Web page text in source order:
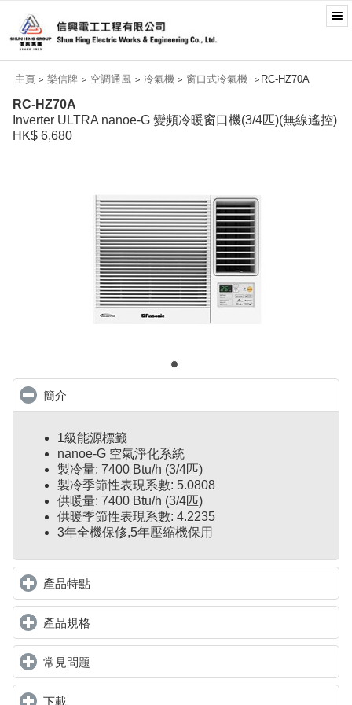
主頁 > 樂信牌 > 空調通風 > 冷氣機 > 窗口式冷氣機 > RC-HZ70A
RC-HZ70A
Inverter ULTRA nanoe-G 變頻冷暖窗口機(3/4匹)(無線遙控)
HK$ 6,680
簡介
1級能源標籤
nanoe-G 空氣淨化系統
製冷量: 7400 Btu/h (3/4匹)
製冷季節性表現系數: 5.0808
供暖量: 7400 Btu/h (3/4匹)
供暖季節性表現系數: 4.2235
3年全機保修,5年壓縮機保用
產品特點click to expand contents
產品規格
常見問題
下載click to expand contents